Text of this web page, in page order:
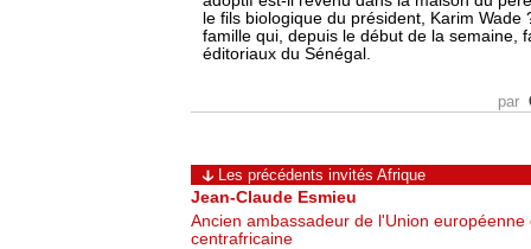
le fils biologique du président, Karim Wade
famille qui, depuis le début de la semaine,
éditoriaux du Sénégal.
par
Les précédents invités Afrique
Jean-Claude Esmieu
Ancien ambassadeur de l'Union européenne
centrafricaine